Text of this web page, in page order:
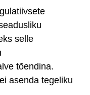
selle
tõendina.
asenda tegeliku